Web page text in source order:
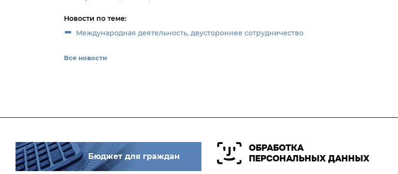
Новости по теме:
Международная деятельность, двустороннее сотрудничество
Все новости
Бюджет для граждан
ОБРАБОТКА
ПЕРСОНАЛЬНЫХ ДАННЫХ